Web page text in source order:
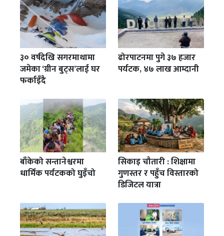
३० वर्षदेखि सगरमाथामा
जमेका ‘ग्रीन बुट्स’लाई घर
फर्काइँदै
ढोरपाटनमा पुगे ३७ हजार
पर्यटक, ४७ लाख आम्दानी
बाँकेको सन्तानेश्वरमा
धार्मिक पर्यटकको घुइँचो
सिकाइ चौतारी : शिक्षामा
गुणस्तर र पहुँच विस्तारको
डिजिटल यात्रा